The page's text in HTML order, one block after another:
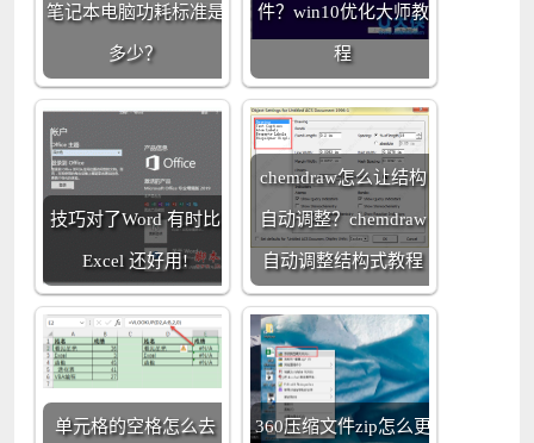
笔记本电脑功耗标准是
多少？
件？win10优化大师教
程
技巧对了Word 有时比
Excel 还好用!
chemdraw怎么让结构
自动调整？chemdraw
自动调整结构式教程
单元格的空格怎么去 360压缩文件zip怎么更